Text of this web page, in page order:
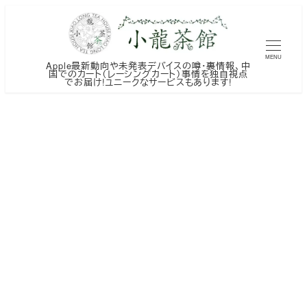
Apple最新動向や未発表デバイスの噂・裏情報、中
国でのカート（レーシングカート）事情を独自視点
でお届け!ユニークなサービスもあります!
MENU